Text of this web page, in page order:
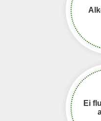
Ei